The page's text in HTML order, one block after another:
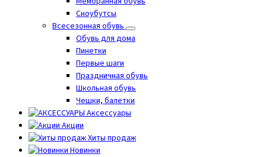
Сноубутсы
Всесезонная обувь
Обувь для дома
Пинетки
Первые шаги
Праздничная обувь
Школьная обувь
Чешки, балетки
Аксессуары
Акции
Хиты продаж
Новинки